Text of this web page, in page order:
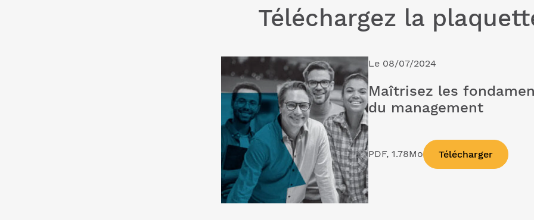
Téléchargez la
Le 08/07/2024
Maîtrisez les
du management
PDF, 1.78Mo Télécharger